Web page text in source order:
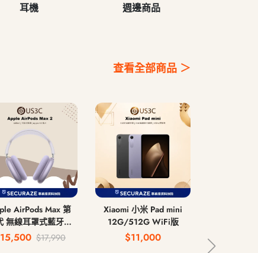
耳機 週邊商品
查看全部商品 ＞
AirPods Max 第
無線耳罩式藍牙耳
機 USB-C$17,990
Xiaomi 小米 Pad mini
12G/512G WiFi版
$11,000